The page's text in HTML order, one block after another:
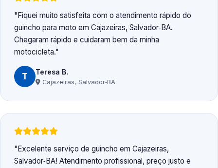
Fiquei muito satisfeita com o atendimento rápido do
guincho para moto em Cajazeiras, Salvador‑BA.
Chegaram rápido e cuidaram bem da minha
motocicleta.
T Teresa B.
Cajazeiras, Salvador‑BA
Excelente serviço de guincho em Cajazeiras,
Salvador‑BA! Atendimento profissional, preço justo e